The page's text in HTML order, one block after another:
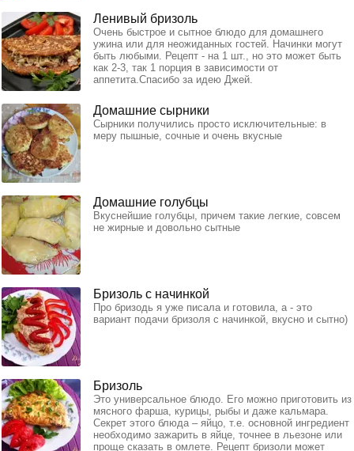
Ленивый бризоль
Очень быстрое и сытное блюдо для домашнего
ужина или для неожиданных гостей. Начинки могут
быть любыми. Рецепт - на 1 шт., но это может быть
как 2-3, так 1 порция в зависимости от
аппетита.Спасибо за идею Джей.
Домашние сырники
Сырники получились просто исключительные: в
меру пышные, сочные и очень вкусные
Домашние голубцы
Вкуснейшие голубцы, причем такие легкие, совсем
не жирные и довольно сытные
Бризоль с начинкой
Про бризодь я уже писала и готовила, а - это
вариант подачи бризоля с начинкой, вкусно и сытно)
Бризоль
Это универсальное блюдо. Его можно приготовить из
мясного фарша, курицы, рыбы и даже кальмара.
Секрет этого блюда – яйцо, т.е. основной ингредиент
необходимо зажарить в яйце, точнее в льезоне или
проще сказать в омлете. Рецепт бризоли может